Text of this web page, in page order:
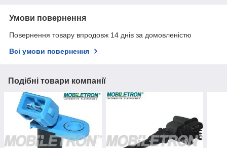
Умови повернення
Повернення товару впродовж 14 днів за домовленістю
Всі умови повернення
Подібні товари компанії